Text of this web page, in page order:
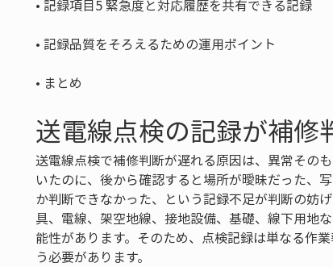
•
•
• まとめ
送電線点検の記録が補修
送電線点検で補修判断が遅れる原因は、異常その
いたのに、後から確認すると場所が曖昧だった、
か判断できなかった、という記録不足が判断の妨
具、電線、架空地線、接地設備、基礎、線下用地
能性があります。そのため、点検記録は単なる作
う必要があります。